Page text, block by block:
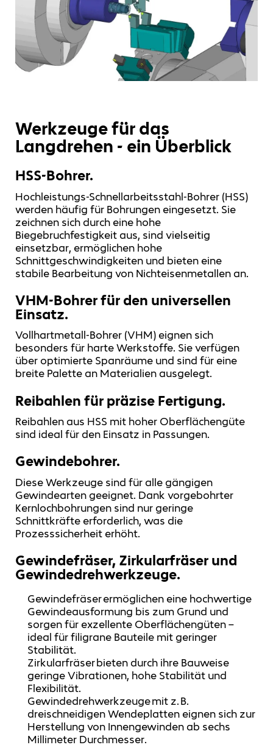
Werkzeuge für das
Langdrehen - ein Überblick
HSS-Bohrer.
Hochleistungs-Schnellarbeitsstahl-Bohrer (HSS)
werden häufig für Bohrungen eingesetzt. Sie
zeichnen sich durch eine hohe
Biegebruchfestigkeit aus, sind vielseitig
einsetzbar, ermöglichen hohe
Schnittgeschwindigkeiten und bieten eine
stabile Bearbeitung von Nichteisenmetallen an.
VHM-Bohrer für den universellen
Einsatz.
Vollhartmetall-Bohrer (VHM) eignen sich
besonders für harte Werkstoffe. Sie verfügen
über optimierte Spanräume und sind für eine
breite Palette an Materialien ausgelegt.
Reibahlen für präzise Fertigung.
Reibahlen aus HSS mit hoher Oberflächengüte
sind ideal für den Einsatz in Passungen.
Gewindebohrer.
Diese Werkzeuge sind für alle gängigen
Gewindearten geeignet. Dank vorgebohrter
Kernlochbohrungen sind nur geringe
Schnittkräfte erforderlich, was die
Prozesssicherheit erhöht.
Gewindefräser, Zirkularfräser und
Gewindedrehwerkzeuge.
Gewindefräser ermöglichen eine hochwertige
Gewindeausformung bis zum Grund und
sorgen für exzellente Oberflächengüten –
ideal für filigrane Bauteile mit geringer
Stabilität.
Zirkularfräser bieten durch ihre Bauweise
geringe Vibrationen, hohe Stabilität und
Flexibilität.
Gewindedrehwerkzeuge mit z. B.
dreischneidigen Wendeplatten eignen sich zur
Herstellung von Innengewinden ab sechs
Millimeter Durchmesser.